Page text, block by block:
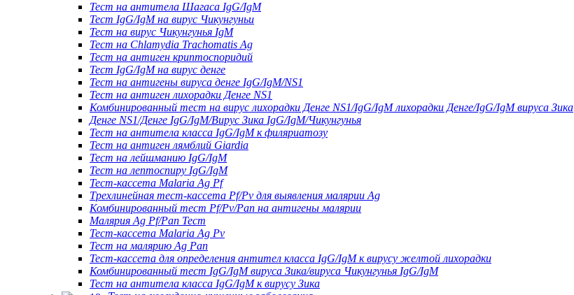
Тест на антитела Шагаса IgG/IgM
Тест IgG/IgM на вирус Чикунгуньи
Тест на вирус Чикунгунья IgM
Тест на Chlamydia Trachomatis Ag
Тест на антиген криптоспоридий
Тест IgG/IgM на вирус денге
Тест на антигены вируса денге IgG/IgM/NS1
Тест на антиген лихорадки Денге NS1
Комбинированный тест на вирус лихорадки Денге NS1/IgG/IgM лихорадки Денге/IgG/IgM вируса Зика
Денге NS1/Денге IgG/IgM/Вирус Зика IgG/IgM/Чикунгунья
Тест на антитела класса IgG/IgM к филяриатозу
Тест на антиген лямблий Giardia
Тест на лейшманию IgG/IgM
Тест на лептоспиру IgG/IgM
Тест-кассета Malaria Ag Pf
Трехлинейная тест-кассета Pf/Pv для выявления малярии Ag
Комбинированный тест Pf/Pv/Pan на антигены малярии
Малярия Ag Pf/Pan Тест
Тест-кассета Malaria Ag Pv
Тест на малярию Ag Pan
Тест-кассета для определения антител класса IgG/IgM к вирусу желтой лихорадки
Комбинированный тест IgG/IgM вируса Зика/вируса Чикунгунья IgG/IgM
Тест на антитела класса IgG/IgM к вирусу Зика